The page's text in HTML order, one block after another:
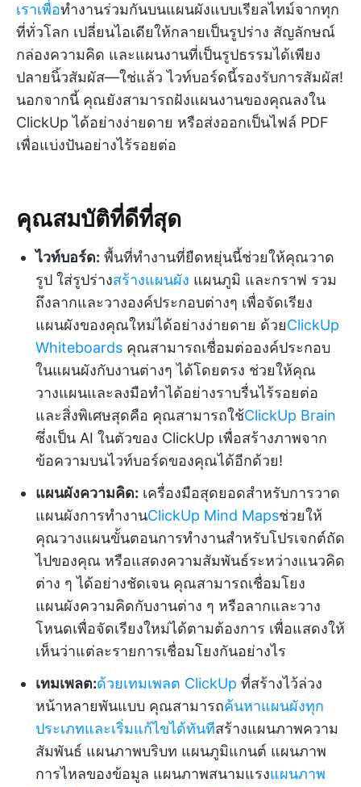
เราเพื่อทำงานร่วมกันบนแผนผังแบบเรียลไทม์จากทุก
ที่ทั่วโลก เปลี่ยนไอเดียให้กลายเป็นรูปร่าง สัญลักษณ์
กล่องความคิด และแผนงานที่เป็นรูปธรรมได้เพียง
ปลายนิ้วสัมผัส—ใช่แล้ว ไวท์บอร์ดนี้รองรับการสัมผัส!
นอกจากนี้ คุณยังสามารถฝังแผนงานของคุณลงใน
ClickUp ได้อย่างง่ายดาย หรือส่งออกเป็นไฟล์ PDF
เพื่อแบ่งปันอย่างไร้รอยต่อ
คุณสมบัติที่ดีที่สุด
ไวท์บอร์ด: พื้นที่ทำงานที่ยืดหยุ่นนี้ช่วยให้คุณวาด
รูป ใส่รูปร่างสร้างแผนผัง แผนภูมิ และกราฟ รวม
ถึงลากและวางองค์ประกอบต่างๆ เพื่อจัดเรียง
แผนผังของคุณใหม่ได้อย่างง่ายดาย ด้วยClickUp
Whiteboards คุณสามารถเชื่อมต่อองค์ประกอบ
ในแผนผังกับงานต่างๆ ได้โดยตรง ช่วยให้คุณ
วางแผนและลงมือทำได้อย่างราบรื่นไร้รอยต่อ
และสิ่งพิเศษสุดคือ คุณสามารถใช้ClickUp Brain
ซึ่งเป็น AI ในตัวของ ClickUp เพื่อสร้างภาพจาก
ข้อความบนไวท์บอร์ดของคุณได้อีกด้วย!
แผนผังความคิด: เครื่องมือสุดยอดสำหรับการวาด
แผนผังการทำงานClickUp Mind Mapsช่วยให้
คุณวางแผนขั้นตอนการทำงานสำหรับโปรเจกต์ถัด
ไปของคุณ หรือแสดงความสัมพันธ์ระหว่างแนวคิด
ต่าง ๆ ได้อย่างชัดเจน คุณสามารถเชื่อมโยง
แผนผังความคิดกับงานต่าง ๆ หรือลากและวาง
โหนดเพื่อจัดเรียงใหม่ได้ตามต้องการ เพื่อแสดงให้
เห็นว่าแต่ละรายการเชื่อมโยงกันอย่างไร
เทมเพลต:ด้วยเทมเพลต ClickUp ที่สร้างไว้ล่วง
หน้าหลายพันแบบ คุณสามารถค้นหาแผนผังทุก
ประเภทและเริ่มแก้ไขได้ทันทีสร้างแผนภาพความ
สัมพันธ์ แผนภาพบริบท แผนภูมิแกนต์ แผนภาพ
การไหลของข้อมูล แผนภาพสนามแรงแผนภาพ